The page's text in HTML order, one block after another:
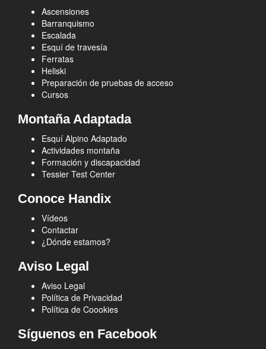
Ascensiones
Barranquismo
Escalada
Esquí de travesía
Ferratas
Heliski
Preparación de pruebas de acceso
Cursos
Montaña Adaptada
Esquí Alpino Adaptado
Actividades montaña
Formación y discapacidad
Tessier Test Center
Conoce Handix
Vídeos
Contactar
¿Dónde estamos?
Aviso Legal
Aviso Legal
Política de Privacidad
Política de Coookies
Síguenos en Facebook